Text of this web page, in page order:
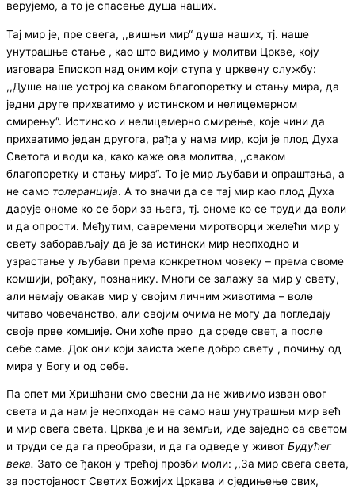
верујемо, а то је спасење душа наших.
Тај мир је, пре свега, ,,вишњи мир“ душа наших, тј. наше
унутрашње стање , као што видимо у молитви Цркве, коју
изговара Епископ над оним који ступа у црквену службу:
,,Душе наше устрој ка сваком благопоретку и стању мира, да
једни друге прихватимо у истинском и нелицемерном
смирењу“. Истинско и нелицемерно смирење, које чини да
прихватимо један другога, рађа у нама мир, који је плод Духа
Светога и води ка, како каже ова молитва, ,,сваком
благопоретку и стању мира“. То је мир љубави и опраштања, а
не само толеранција. А то значи да се тај мир као плод Духа
дарује ономе ко се бори за њега, тј. ономе ко се труди да воли
и да опрости. Међутим, савремени миротворци желећи мир у
свету заборављају да је за истински мир неопходно и
узрастање у љубави према конкретном човеку – према своме
комшији, рођаку, познанику. Многи се залажу за мир у свету,
али немају овакав мир у својим личним животима – воле
читаво човечанство, али својим очима не могу да погледају
своје прве комшије. Они хоће прво да среде свет, а после
себе саме. Док они који заиста желе добро свету , почињу од
мира у Богу и од себе.
Па опет ми Хришћани смо свесни да не живимо изван овог
света и да нам је неопходан не само наш унутрашњи мир већ
и мир свега света. Црква је и на земљи, иде заједно са светом
и труди се да га преобрази, и да га одведе у живот Будућег
века. Зато се ђакон у трећој прозби моли: ,,За мир свега света,
за постојаност Светих Божијих Цркава и сједињење свих,